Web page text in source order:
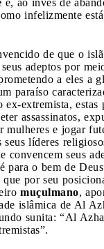
infelizmente
de que o
adeptos por
a eles a
paraíso
extremista, estas
assassinatos,
mulheres e jogar
seus líderes
convencem seus
para o bem de
por seu
muçulmano,
islâmica de Al
sunita: “Al